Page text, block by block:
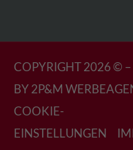
COPYRIGHT 2026 © –
BY2P&M
COOKIE-
EINSTELLUNGEN